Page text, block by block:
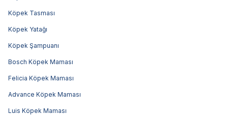
Köpek Tasması
Köpek Yatağı
Köpek Şampuanı
Bosch Köpek Maması
Felicia Köpek Maması
Advance Köpek Maması
Luis Köpek Maması